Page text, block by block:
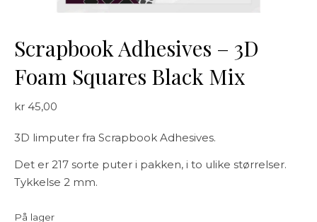
Scrapbook Adhesives – 3D
Foam Squares Black Mix
kr 45,00
3D limputer fra Scrapbook Adhesives.
Det er 217 sorte puter i pakken, i to ulike størrelser.
Tykkelse 2 mm.
På lager